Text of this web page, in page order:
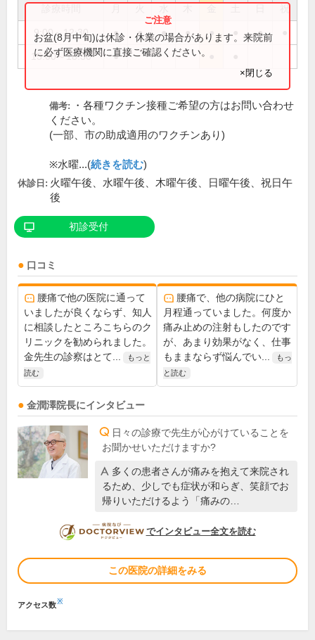
祝
9:00～12:30 ● ● ● ● ● ●
15:00～18:30 ●
お盆(8月中旬)は休診・休業の場合があります。来院前
に必ず医療機関に直接ご確認ください。
×閉じる
備考:
・各種ワクチン接種ご希望の方はお問い合わせ
ください。
(一部、市の助成適用のワクチンあり)
※水曜...(続きを読む)
休診日: 火曜午後、水曜午後、木曜午後、日曜午後、祝日午
後
初診受付
口コミ
腰痛で他の医院に通って
いましたが良くならず、知人
に相談したところこちらのク
リニックを勧められました。
金先生の診察はとて...
もっと
読む
腰痛で、他の病院にひと
月程通っていました。何度か
痛み止めの注射もしたのです
が、あまり効果がなく、仕事
もままならず悩んでい...
もっ
と読む
金潤澤院長にインタビュー
日々の診療で先生が心がけていることを
お聞かせいただけますか?
多くの患者さんが痛みを抱えて来院され
るため、少しでも症状が和らぎ、笑顔でお
帰りいただけるよう「痛みの…
DOCTORVIEW
でインタビュー全文を読む
この医院の詳細をみる
アクセス数※